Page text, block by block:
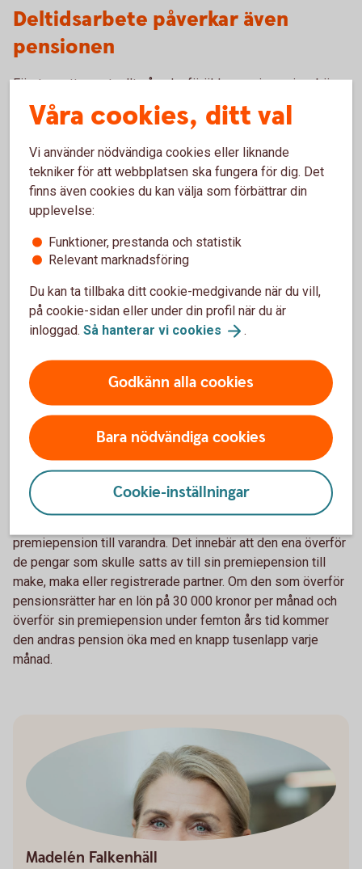
Deltidsarbete påverkar även
pensionen
Förutom att eventuellt påverka föräldrapenningen innebär
deltidsarbete också en lägre avsättning till pensionen.
pensionen så mycket. Och under barnets fyra första år får
den förälder som tjänar minst pensionsrätt för barnår, det
vill säga extrapengar till sin pension. Men blir man kvar i en
längre period av deltidsarbete kommer pensionen
Pensionen grundas på den lön man har under hela
arbetslivet. Det innebär att en längre period med lägre lön
kommer att ge en lägre pension. Utöver det kan en lägre lön
också innebära att det blir svårare att spara till sin pension
men även till annat.
– Om den ena föräldern tar ett större ansvar för hem och
barn genom att arbeta deltid under några år bör den förälder
som arbetar heltid och sannolikt har en högre inkomst
kompensera den andra. Det kan man göra genom ett extra
sparande i den andras namn, som enskild egendom, eller
genom att överföra pensionsrätter för premiepension,
säger Madelén Falkenhäll.
premiepension till varandra. Det innebär att den ena överför
de pengar som skulle satts av till sin premiepension till
make, maka eller registrerade partner. Om den som överför
pensionsrätter har en lön på 30 000 kronor per månad och
överför sin premiepension under femton års tid kommer
den andras pension öka med en knapp tusenlapp varje
månad.
Madelén Falkenhäll
Våra cookies, ditt val
Vi använder nödvändiga cookies eller liknande
tekniker för att webbplatsen ska fungera för dig. Det
finns även cookies du kan välja som förbättrar din
upplevelse:
Funktioner, prestanda och statistik
Relevant marknadsföring
Du kan ta tillbaka ditt cookie-medgivande när du vill,
på cookie-sidan eller under din profil när du är
inloggad. Så hanterar vi cookies .
Godkänn alla cookies
Bara nödvändiga cookies
Cookie-inställningar